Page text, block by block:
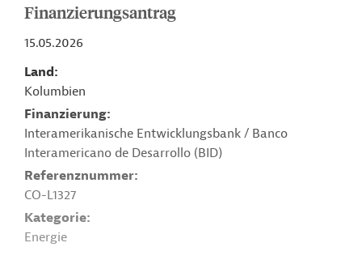
Finanzierungsantrag
15.05.2026
Land
Kolumbien
Finanzierung
Interamerikanische Entwicklungsbank / Banco
Interamericano de Desarrollo (BID)
Referenznummer
CO-L1327
Kategorie
Energie